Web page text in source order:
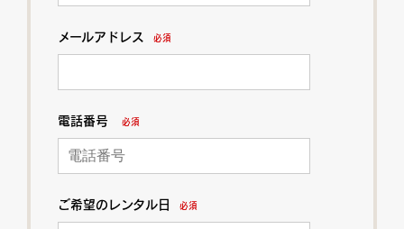
メールアドレス 必須
電話番号 必須
ご希望のレンタル日 必須